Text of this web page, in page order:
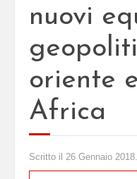
nuovi
oriente
Africa
Scritto il 26 Gennaio 2018.